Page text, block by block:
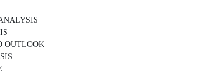
OUTLOOK